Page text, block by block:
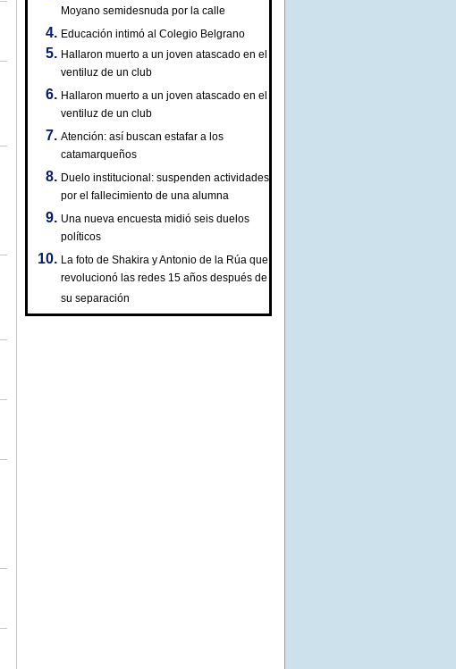
Moyano semidesnuda por la calle
Educación intimó al Colegio Belgrano
Hallaron muerto a un joven atascado en el
ventiluz de un club
Hallaron muerto a un joven atascado en el
ventiluz de un club
Atención: así buscan estafar a los
catamarqueños
Duelo institucional: suspenden actividades
por el fallecimiento de una alumna
Una nueva encuesta midió seis duelos
políticos
La foto de Shakira y Antonio de la Rúa que
revolucionó las redes 15 años después de
su separación